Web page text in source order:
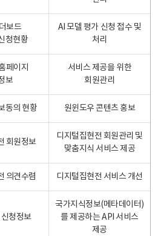
보드
청현황
AI 모델 평가 신청 접수 및
처리
페이지
보
서비스 제공을 위한
회원관리
동의 현황 원윈도우 콘텐츠 홍보
회원정보
디지털집현전 회원관리 및
맞춤지식 서비스 제공
의견수렴 디지털집현전 서비스 개선
청정보
국가지식정보(메타데이터)
를 제공하는 API 서비스
제공